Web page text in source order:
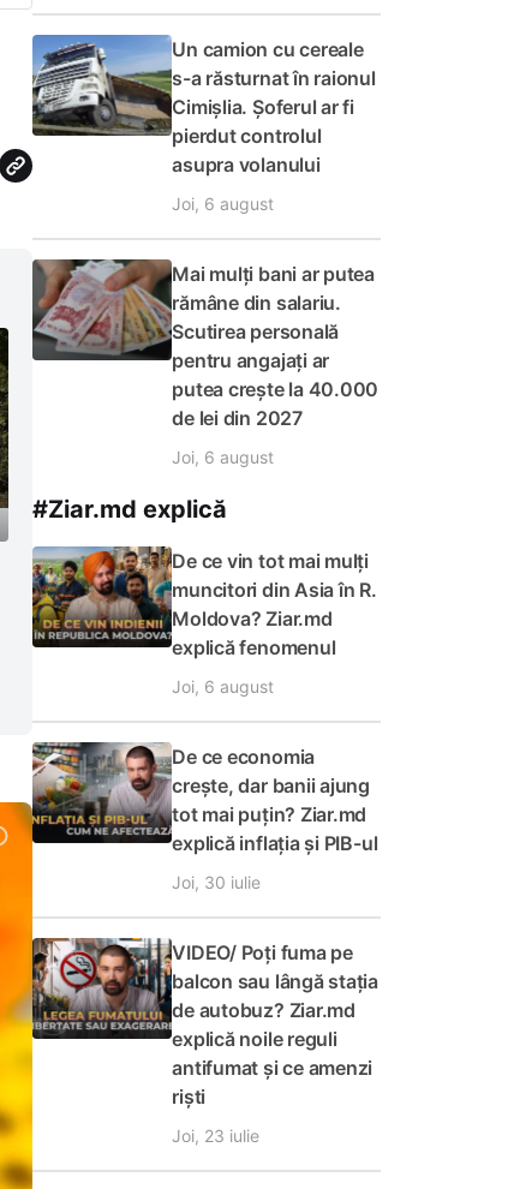
Un camion cu cereale
s-a răsturnat în raionul
Cimișlia. Șoferul ar fi
pierdut controlul
asupra volanului
Joi, 6 august
Mai mulți bani ar putea
rămâne din salariu.
Scutirea personală
pentru angajați ar
putea crește la 40.000
de lei din 2027
Joi, 6 august
#Ziar.md explică
De ce vin tot mai mulți
muncitori din Asia în R.
Moldova? Ziar.md
explică fenomenul
Joi, 6 august
De ce economia
crește, dar banii ajung
tot mai puțin? Ziar.md
explică inflația și PIB-ul
Joi, 30 iulie
VIDEO/ Poți fuma pe
balcon sau lângă stația
de autobuz? Ziar.md
explică noile reguli
antifumat și ce amenzi
riști
Joi, 23 iulie